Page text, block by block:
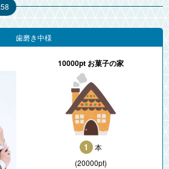
歯磨き中様
10000pt お菓子の家
1
本
(20000pt)